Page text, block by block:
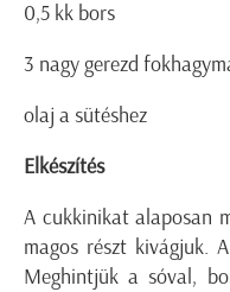
0,5 kk bors
3 nagy gerezd
olaj a sütéshez
Elkészítés
A cukkinikat alaposan
magos részt kivágjuk.
Meghintjük a sóval,